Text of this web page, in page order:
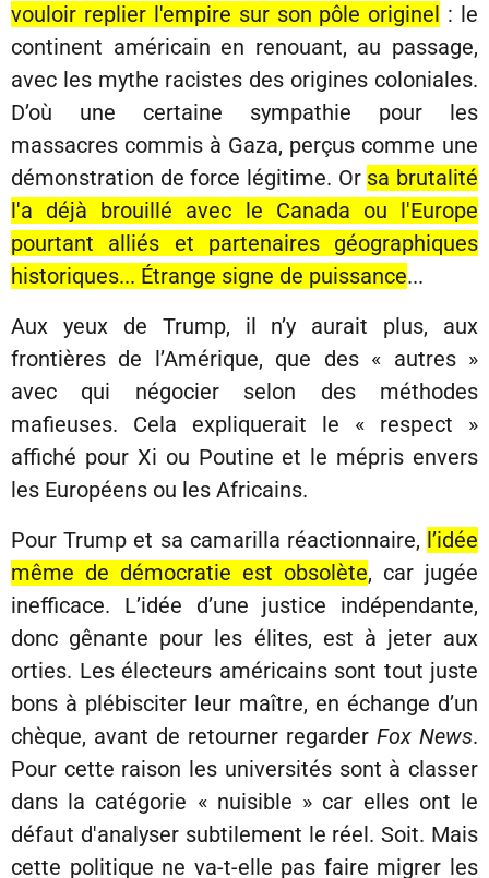
vouloir replier l'empire sur son pôle originel : le
continent américain en renouant, au passage,
avec les mythe racistes des origines coloniales.
D’où une certaine sympathie pour les
massacres commis à Gaza, perçus comme une
démonstration de force légitime. Or sa brutalité
l'a déjà brouillé avec le Canada ou l'Europe
pourtant alliés et partenaires géographiques
historiques... Étrange signe de puissance...
Aux yeux de Trump, il n’y aurait plus, aux
frontières de l’Amérique, que des « autres »
avec qui négocier selon des méthodes
mafieuses. Cela expliquerait le « respect »
affiché pour Xi ou Poutine et le mépris envers
les Européens ou les Africains.
Pour Trump et sa camarilla réactionnaire, l’idée
même de démocratie est obsolète, car jugée
inefficace. L’idée d’une justice indépendante,
donc gênante pour les élites, est à jeter aux
orties. Les électeurs américains sont tout juste
bons à plébisciter leur maître, en échange d’un
chèque, avant de retourner regarder Fox News.
Pour cette raison les universités sont à classer
dans la catégorie « nuisible » car elles ont le
défaut d'analyser subtilement le réel. Soit. Mais
cette politique ne va-t-elle pas faire migrer les